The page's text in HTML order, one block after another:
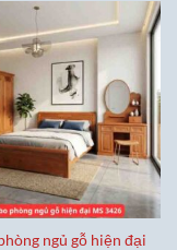
ngủ gỗ hiện đại